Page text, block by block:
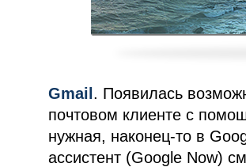
Gmail . Появилась
почтовом клиенте с
нужная, наконец-то в
ассистент (Google Now)